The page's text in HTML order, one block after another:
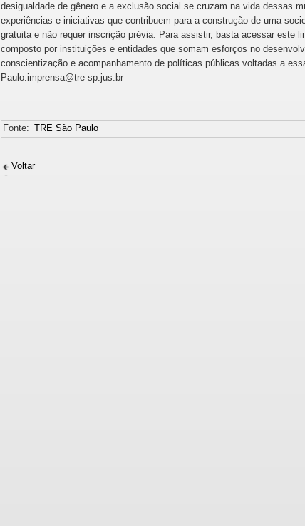
desigualdade de gênero e a exclusão social se cruzam na vida dessas
experiências e iniciativas que contribuem para a construção de uma
gratuita e não requer inscrição prévia. Para assistir, basta acessar este
composto por instituições e entidades que somam esforços no
conscientização e acompanhamento de políticas públicas voltadas a
Paulo.imprensa@tre-sp.jus.br
Fonte: TRE São Paulo
Voltar